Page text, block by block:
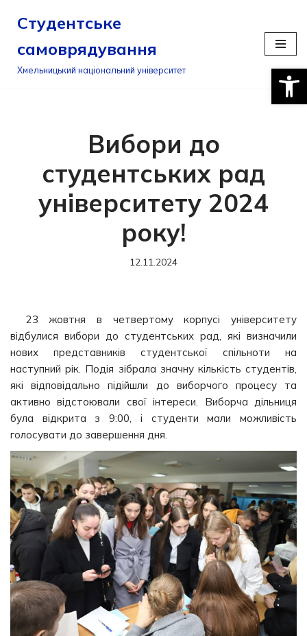
Перейти
до
вмісту
Студентське
самоврядування
Хмельницький національний університет
Вибори до
студентських рад
університету 2024
року!
12.11.2024
23 жовтня в четвертому корпусі університету
відбулися вибори до студентських рад, які визначили
нових представників студентської спільноти на
наступний рік. Подія зібрала значну кількість студентів,
які відповідально підійшли до виборчого процесу та
активно відстоювали свої інтереси. Виборча дільниця
була відкрита з 9:00, і студенти мали можливість
голосувати до завершення дня.